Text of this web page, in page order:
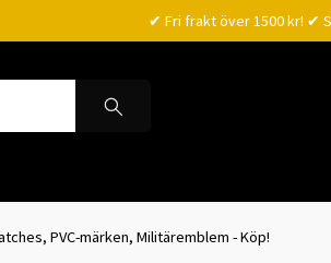
✔ Fri frakt över 1500 kr! ✔
PVC-märken, Militäremblem - Köp!